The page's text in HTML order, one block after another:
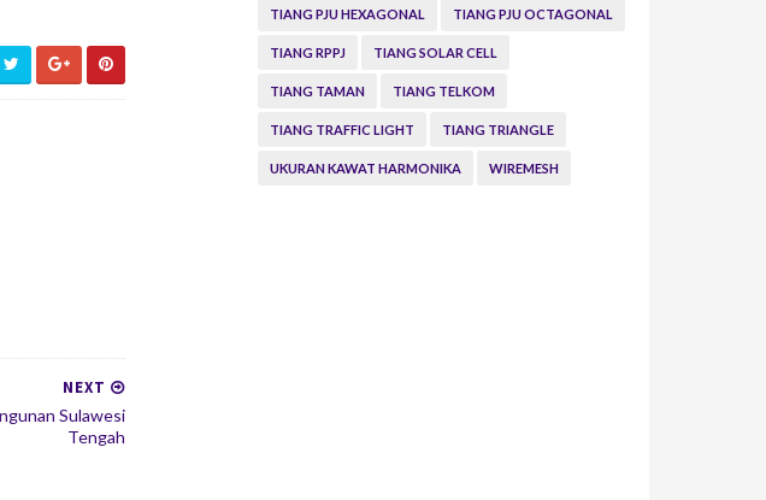
NEXT
Sulawesi
Tengah
TIANG PJU HEXAGONAL TIANG PJU OCTAGONAL
TIANG RPPJ TIANG SOLAR CELL
TIANG TAMAN TIANG TELKOM
TIANG TRAFFIC LIGHT TIANG TRIANGLE
UKURAN KAWAT HARMONIKA WIREMESH